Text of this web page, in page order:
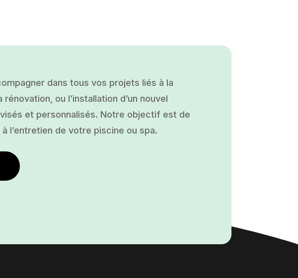
dans tous vos projets liés à la
ou l’installation d’un nouvel
et personnalisés. Notre objectif est de
l’entretien de votre piscine ou spa.